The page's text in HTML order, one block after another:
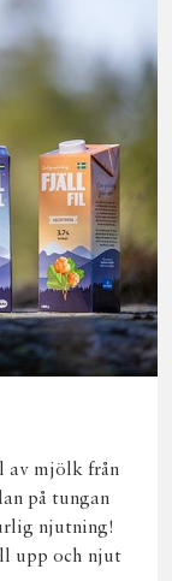
av mjölk från
på tungan
njutning!
upp och njut